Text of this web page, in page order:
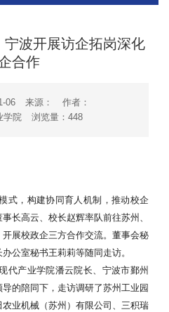
波开展访企拓岗深化
合作
06 来源：
作者：
学院
浏览量： 448
式，构建协同育人机制，推动校企
长高云、校长赵辉率队前往苏州、
展校政企三方合作交流。 董事会秘
公室秘书王莉莉等随同走访。
代产业学院潘云院长、 宁波市鄞州
的陪同下，走访调研了苏州工业园
业机械（苏州）有限公司、三积瑞